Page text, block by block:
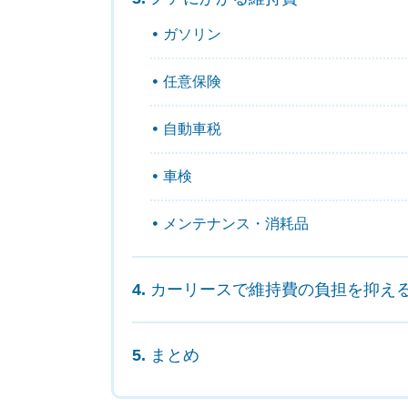
ガソリン
任意保険
自動車税
車検
メンテナンス・消耗品
カーリースで維持費の負担を抑え
まとめ